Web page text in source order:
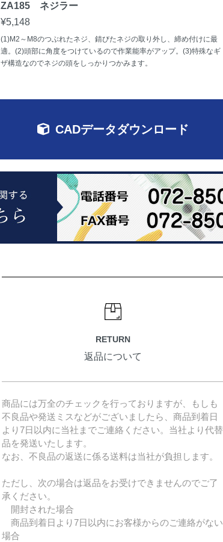
ZA185 ネジラー
¥5,148
(1)M2～M8のつぶれたネジ、錆びたネジの取り外し、締め付けに最
適。(2)頭部に角度をつけているので作業能率がアップ。(3)特殊なギ
ザ構造なのでネジの頭をしっかりつかみます。
CADデータダウンロード
RETURN
返品について
商品には万全のチェックを行っておりますが、もしも
不良品や発送ミスなどがございましたら、商品到着日
より7日以内に当社までご連絡ください。当社より代替
品を発送いたします。
なお、不良品の返送に係る送料は当社が負担します。
ただし、次の場合は返品をお受けできませんのでご了
承ください。
開封された場合
商品到着日より7日以内にお客様からのご連絡がない
場合